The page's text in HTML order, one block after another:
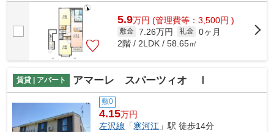
<info@sumai-room.com>からお待ちして...
5.9万円 (管理費等：3,500円 )
敷金 7.26万円 礼金 0ヶ月
2階 / 2LDK / 58.65㎡
賃貸 | アパート アマーレ スパーツィオ Ⅰ
敷0
4.15万円
左沢線 「寒河江 」駅 徒歩14分